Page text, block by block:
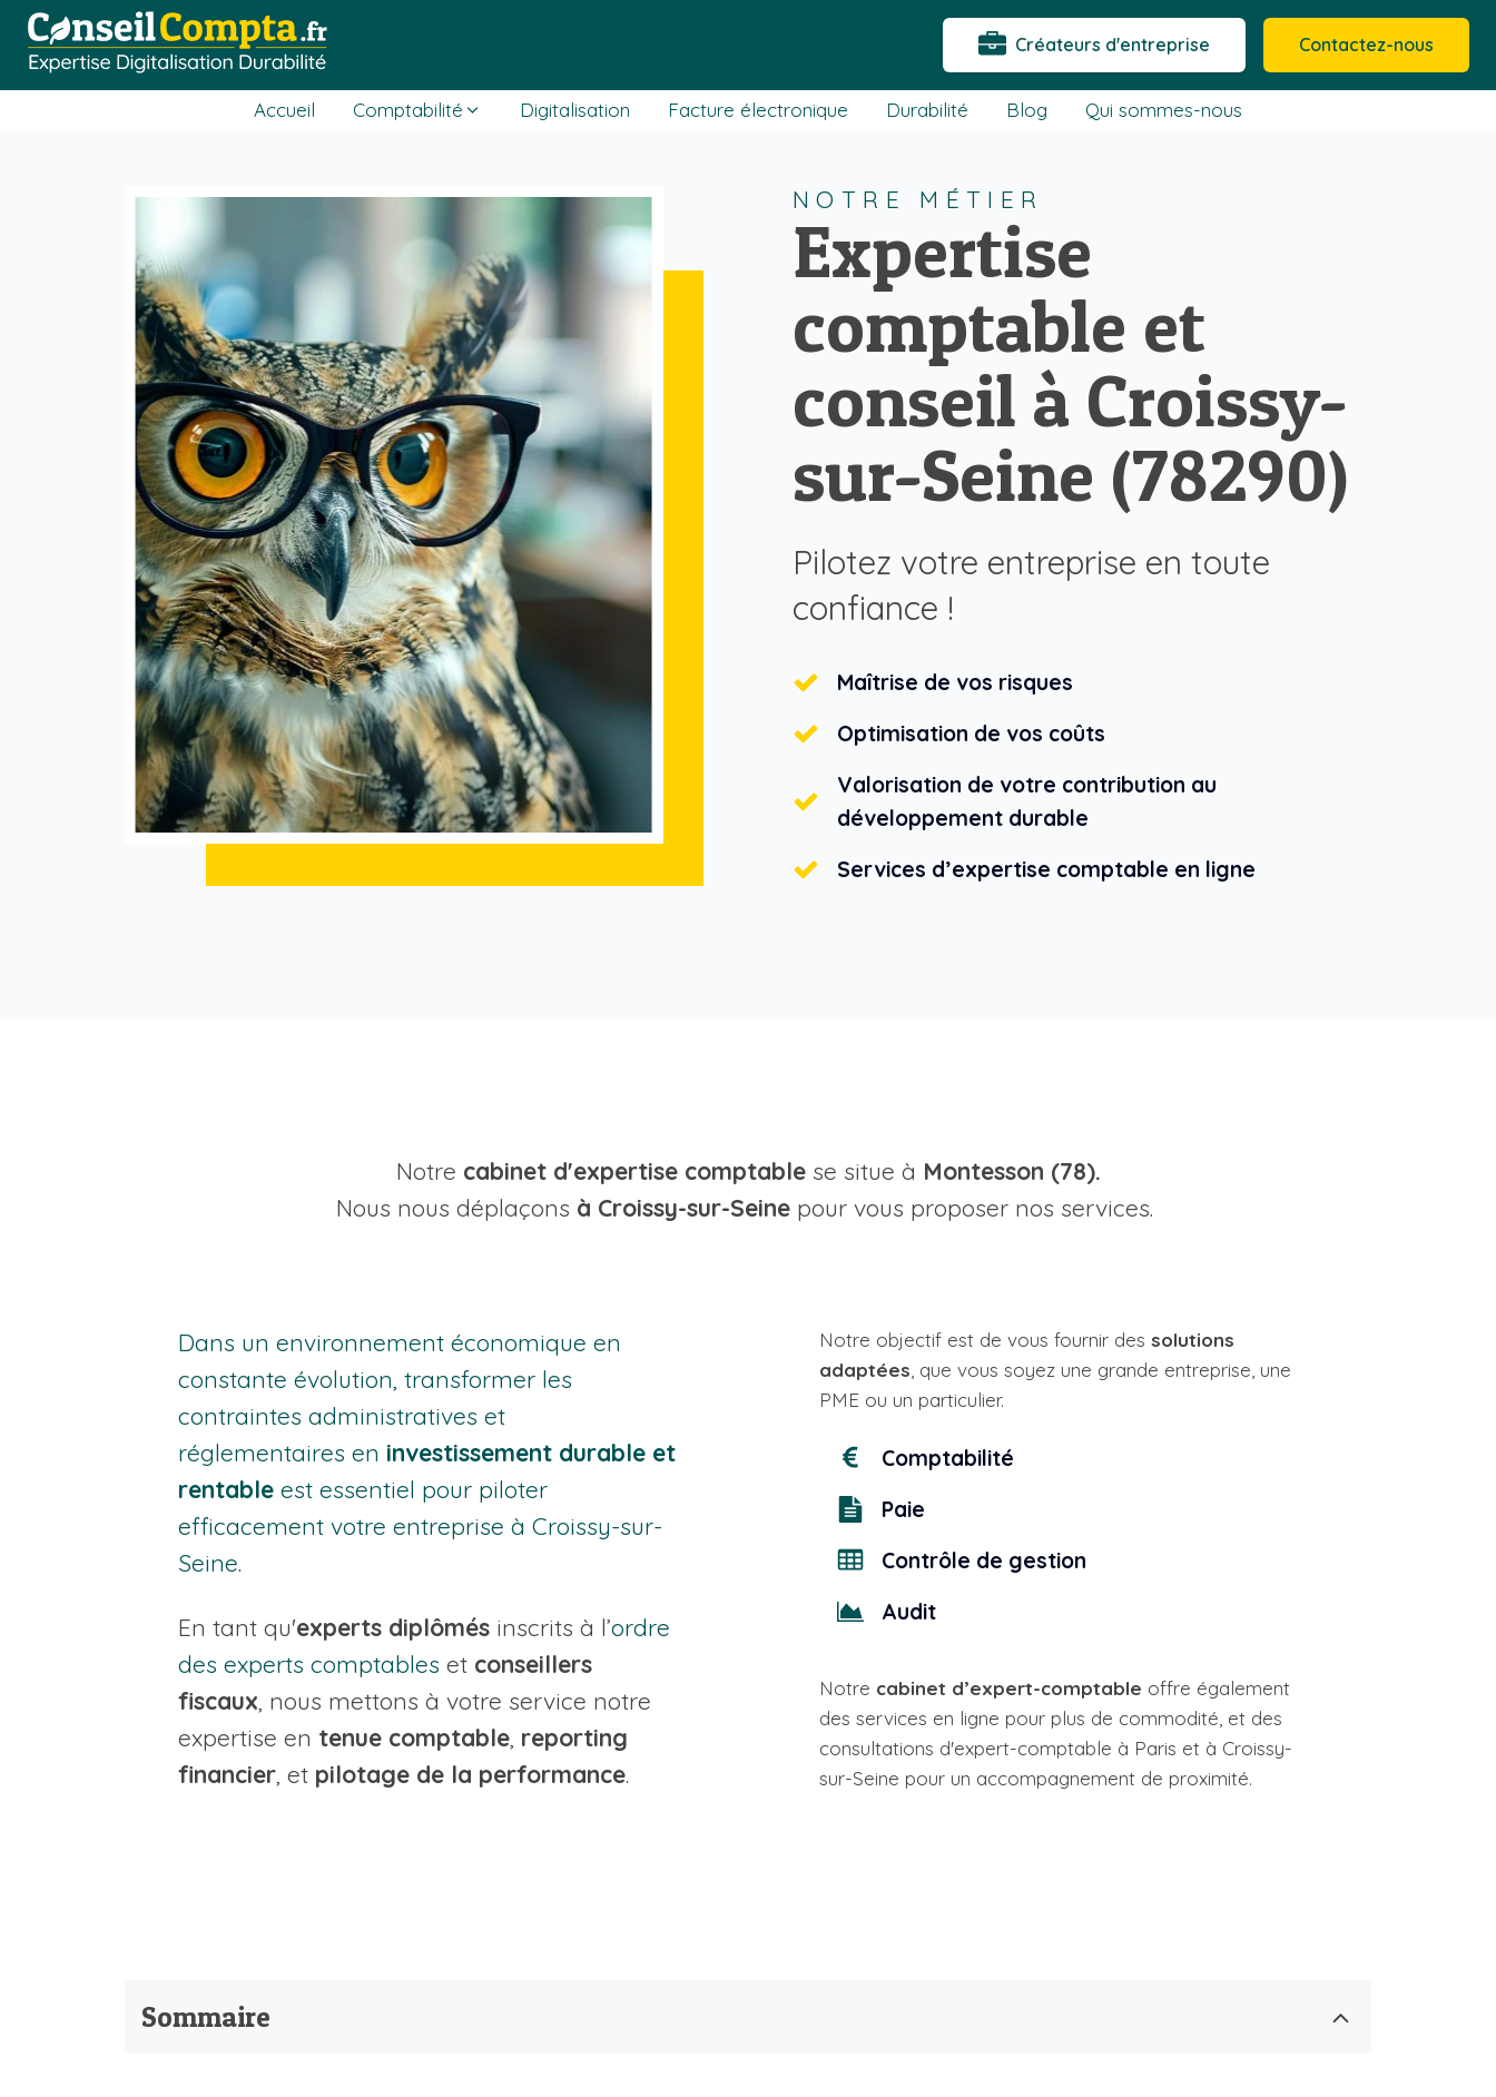
Créateurs d'entreprise Contactez-nous
Accueil Comptabilité Digitalisation Facture électronique Durabilité Blog Qui sommes-nous
NOTRE MÉTIER
Expertise
comptable et
conseil à Croissy-
sur-Seine (78290)
Pilotez votre entreprise en toute
confiance !
Maîtrise de vos risques
Optimisation de vos coûts
Valorisation de votre contribution au
développement durable
Services d’expertise comptable en ligne
Notre cabinet d'expertise comptablese situe à Montesson (78).
Nous nous déplaçons à Croissy-sur-Seine pour vous proposer nos services.
Dans un environnement économique en
constante évolution, transformer les
contraintes administratives et
réglementaires en investissement durable et
rentable est essentiel pour piloter
efficacement votre entreprise à Croissy-sur-
Seine.
En tant qu'experts diplômés inscrits à l’ordre
des experts comptables et conseillers
fiscaux , nous mettons à votre service notre
expertise en tenue comptable reporting
financier , et pilotage de la performance.
Notre objectif est de vous fournir des solutions
adaptées , que vous soyez une grande entreprise, une
PME ou un particulier.
Comptabilité
Paie
Contrôle de gestion
Audit
Notre cabinet d’expert-comptable offre également
des services en ligne pour plus de commodité, et des
consultations d'expert-comptable à Paris et à Croissy-
sur-Seine pour un accompagnement de proximité.
Sommaire